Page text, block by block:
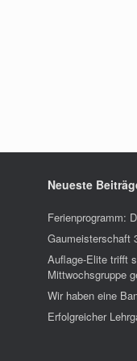
Neueste
Ferienprogramm:
Gaumeisterschaft
Auflage-Elite trifft
Mittwochsgruppe
Wir haben eine
Erfolgreicher